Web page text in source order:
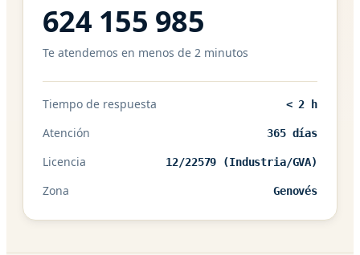
624 155 985
Te atendemos en menos de 2 minutos
Tiempo de respuesta < 2 h
Atención 365 días
Licencia 12/22579 (Industria/GVA)
Zona Genovés